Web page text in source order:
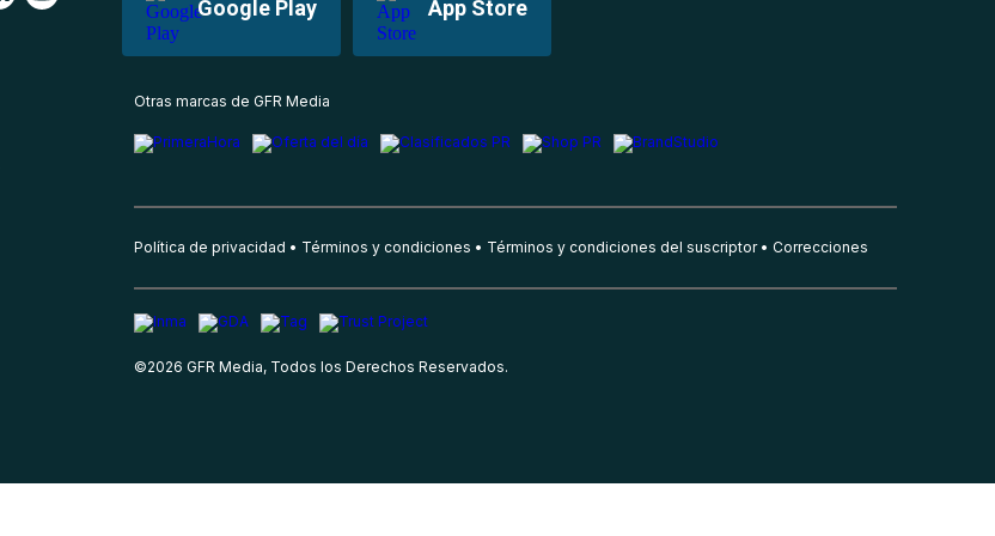
Google Play App Store
Otras marcas de GFR Media
Política de privacidad Términos y condiciones Términos y condiciones del suscriptor Correcciones
©2026 GFR Media, Todos los Derechos Reservados.